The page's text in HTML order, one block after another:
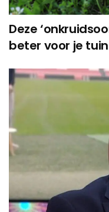
Deze
beter voor je